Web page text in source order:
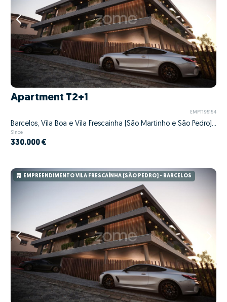
Apartment T2+1
EMPT195154
Barcelos, Vila Boa e Vila Frescainha (São Martinho e São Pedro), Barcelos, Braga
Since
330.000 €
EMPREENDIMENTO VILA FRESCAÍNHA (SÃO PEDRO) - BARCELOS